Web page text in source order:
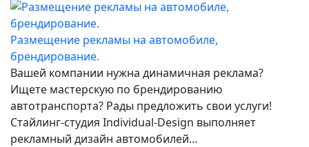
Размещение рекламы на автомобиле,
брендирование.
Вашей компании нужна динамичная реклама?
Ищете мастерскую по брендированию
автотранспорта? Рады предложить свои услуги!
Стайлинг-студия Individual-Design выполняет
рекламный дизайн автомобилей…